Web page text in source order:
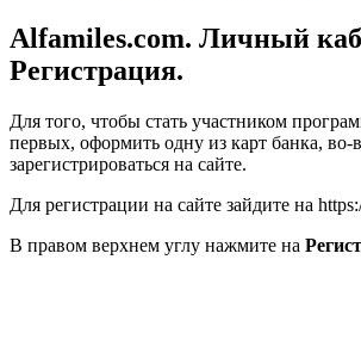
Alfamiles.com. Личный
Регистрация.
Для того, чтобы стать участником
первых, оформить одну из карт банка, во-
зарегистрироваться на сайте.
Для регистрации на сайте зайдите на
В правом верхнем углу нажмите на